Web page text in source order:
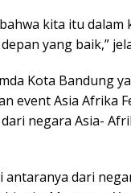
kita itu
yang baik,”
Kota Bandung
event Asia Afrika
negara Asia-
antaranya dari